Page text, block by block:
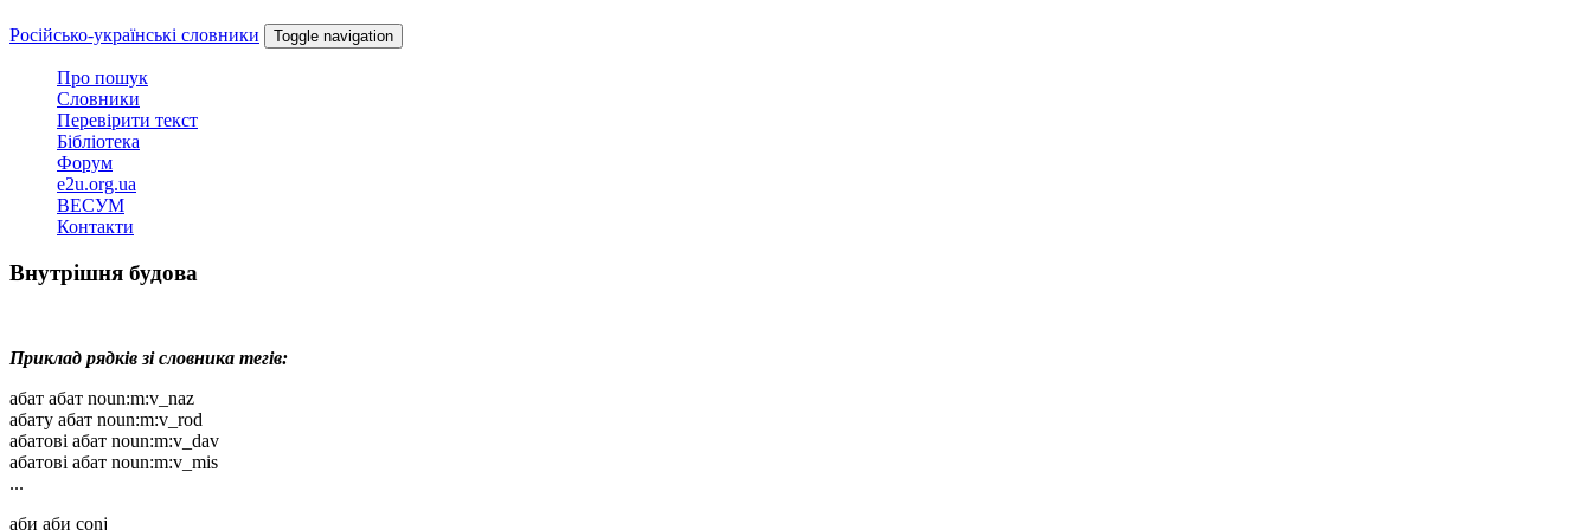
Skip
content
Російсько-українські словники Toggle navigation
Про пошук
Словники
Перевірити текст
Бібліотека
Форум
e2u.org.ua
ВЕСУМ
Контакти
Внутрішня будова
Приклад рядків зі словника тегів:
абат абат noun:m:v_naz
абату абат noun:m:v_rod
абатові абат noun:m:v_dav
абатові абат noun:m:v_mis
...
аби аби conj